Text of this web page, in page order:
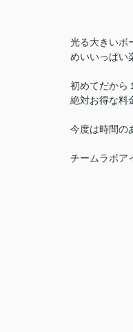
光る大きいボ
めいいっぱい
初めてだから
絶対お得な料
今度は時間の
チームラボア